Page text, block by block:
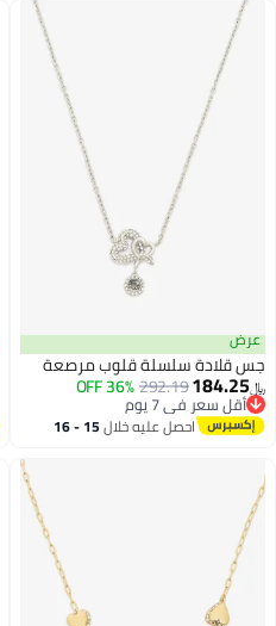
عرض
جس قلادة سلسلة قلوب مرصعة
﷼‏184.25
292.19
36% OFF
أقل سعر في 7 يوم
أقل سعر في 7 يوماحصل عليه خلال 15 - 16